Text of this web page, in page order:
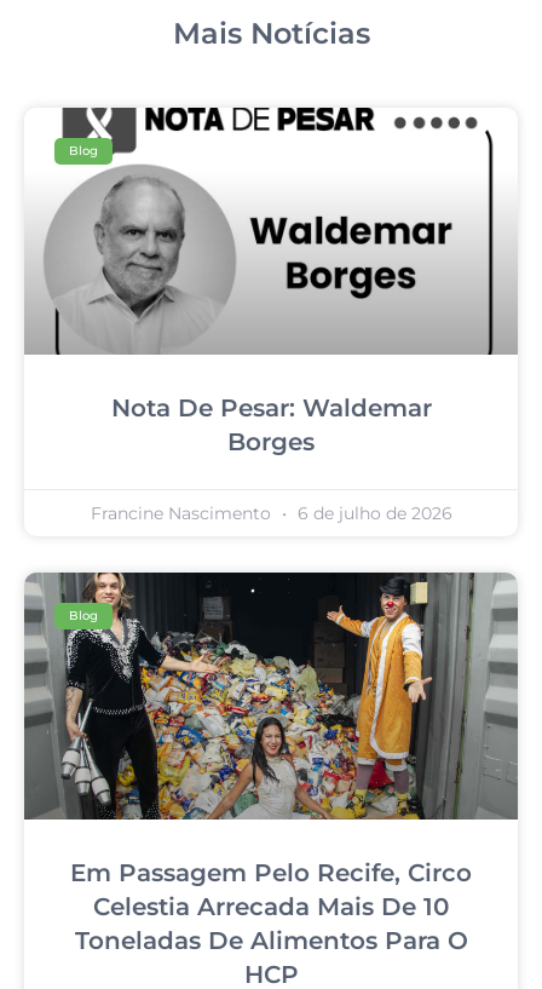
Mais Notícias
Blog
Nota De Pesar: Waldemar
Borges
Francine Nascimento 6 de julho de 2026
Blog
Em Passagem Pelo Recife, Circo
Celestia Arrecada Mais De 10
Toneladas De Alimentos Para O
HCP